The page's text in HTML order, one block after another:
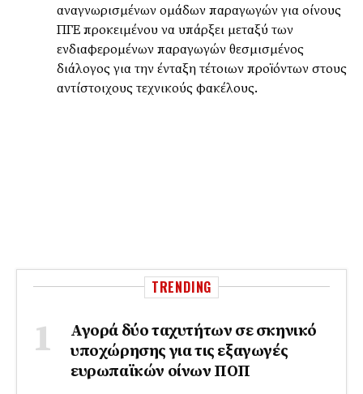
αναγνωρισμένων ομάδων παραγωγών για οίνους
ΠΓΕ προκειμένου να υπάρξει μεταξύ των
ενδιαφερομένων παραγωγών θεσμισμένος
διάλογος για την ένταξη τέτοιων προϊόντων στους
αντίστοιχους τεχνικούς φακέλους.
TRENDING
Αγορά δύο ταχυτήτων σε σκηνικό
υποχώρησης για τις εξαγωγές
ευρωπαϊκών οίνων ΠΟΠ